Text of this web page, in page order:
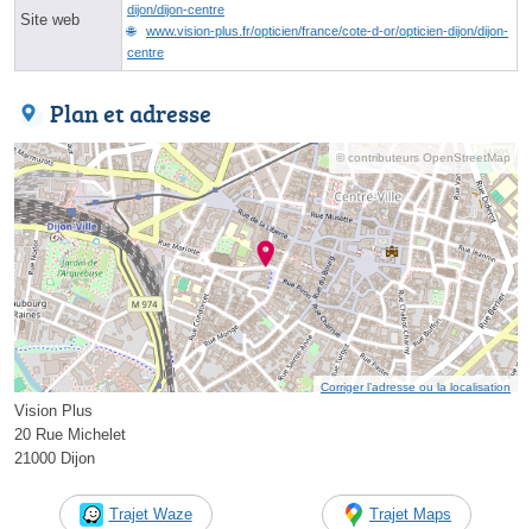
Site web
dijon/dijon-centre
www.vision-plus.fr/opticien/france/cote-d-or/opticien-dijon/dijon-
centre
Plan et adresse
© contributeurs OpenStreetMap
Corriger l’adresse ou la localisation
Vision Plus
20 Rue Michelet
21000 Dijon
Trajet Waze Trajet Maps